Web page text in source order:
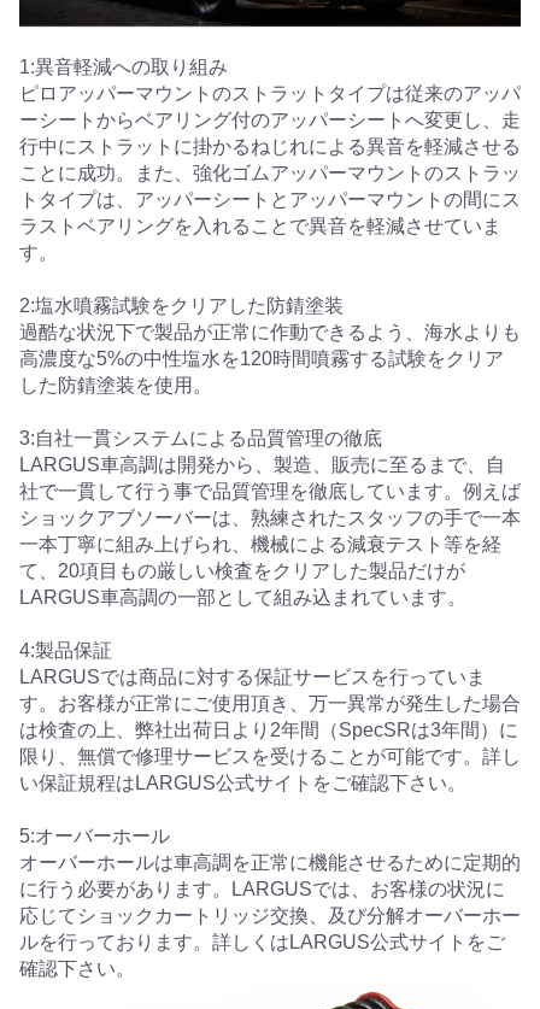
1:異音軽減への取り組み
ピロアッパーマウントのストラットタイプは従来のアッパ
ーシートからベアリング付のアッパーシートへ変更し、走
行中にストラットに掛かるねじれによる異音を軽減させる
ことに成功。また、強化ゴムアッパーマウントのストラッ
トタイプは、アッパーシートとアッパーマウントの間にス
ラストベアリングを入れることで異音を軽減させていま
す。
2:塩水噴霧試験をクリアした防錆塗装
過酷な状況下で製品が正常に作動できるよう、海水よりも
高濃度な5%の中性塩水を120時間噴霧する試験をクリア
した防錆塗装を使用。
3:自社一貫システムによる品質管理の徹底
LARGUS車高調は開発から、製造、販売に至るまで、自
社で一貫して行う事で品質管理を徹底しています。例えば
ショックアブソーバーは、熟練されたスタッフの手で一本
一本丁寧に組み上げられ、機械による減衰テスト等を経
て、20項目もの厳しい検査をクリアした製品だけが
LARGUS車高調の一部として組み込まれています。
4:製品保証
LARGUSでは商品に対する保証サービスを行っていま
す。お客様が正常にご使用頂き、万一異常が発生した場合
は検査の上、弊社出荷日より2年間（SpecSRは3年間）に
限り、無償で修理サービスを受けることが可能です。詳し
い保証規程はLARGUS公式サイトをご確認下さい。
5:オーバーホール
オーバーホールは車高調を正常に機能させるために定期的
に行う必要があります。LARGUSでは、お客様の状況に
応じてショックカートリッジ交換、及び分解オーバーホー
ルを行っております。詳しくはLARGUS公式サイトをご
確認下さい。